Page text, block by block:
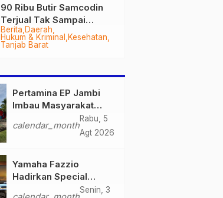
2028
Berita Daerah
Hukum & Kriminal
Kesehatan
Tanjab Barat
90 Ribu Butir Samcodin
Terjual Tak Sampai
Setahun, Indra Safari
Desak Audit Menyeluruh
Pertamina EP Jambi
Imbau Masyarakat
Tidak Beraktivitas di
Atas Jalur Pipa Migas
calendar_month
Rabu, 5
Agt 2026
Yamaha Fazzio
Hadirkan Special
Edition Sunset Blue,
Senin, 3